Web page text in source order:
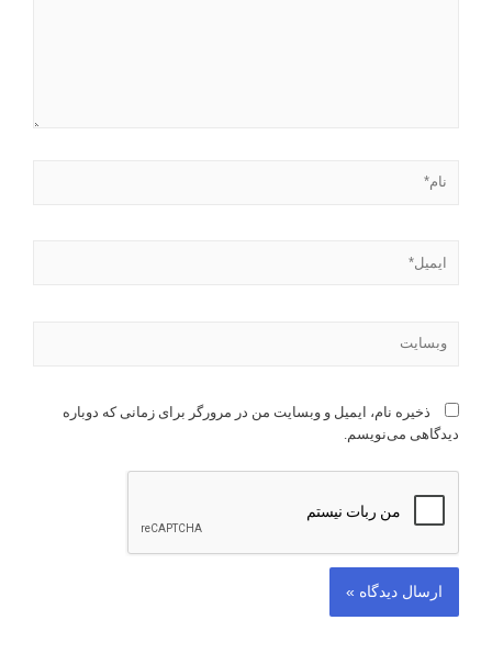
ذخیره نام، ایمیل و وبسایت من در مرورگر برای زمانی که دوباره
دیدگاهی می‌نویسم.